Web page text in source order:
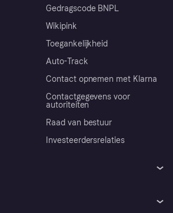
Gedragscode BNPL
Wikipink
Toegankelijkheid
Auto-Track
Contact opnemen met Klarna
Contactgegevens voor
autoriteiten
Raad van bestuur
Investeerdersrelaties